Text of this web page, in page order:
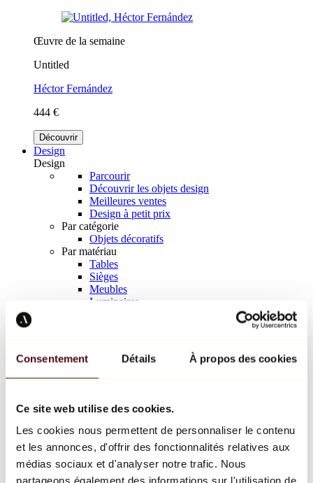
Consentement Détails À propos des cookies
Ce site web utilise des cookies.
Les cookies nous permettent de personnaliser le contenu
et les annonces, d'offrir des fonctionnalités relatives aux
médias sociaux et d'analyser notre trafic. Nous
partageons également des informations sur l'utilisation de
Œuvre de la semaine
Untitled
Héctor Fernández
444 €
Découvrir
Design
Design
Parcourir
Découvrir les objets design
Meilleures ventes
Design à petit prix
Par catégorie
Objets décoratifs
Par matériau
Tables
Sièges
Meubles
Luminaires
Richard Orlinski
Keith Haring
Jeff Koons
Jean-Michel Basquiat
Tous les designers
Œuvre de la semaine